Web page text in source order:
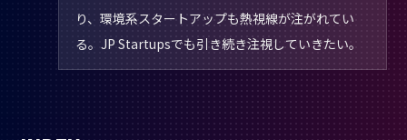
り、環境系スタートアップも熱視線が注がれてい
る。JP Startupsでも引き続き注視していきたい。